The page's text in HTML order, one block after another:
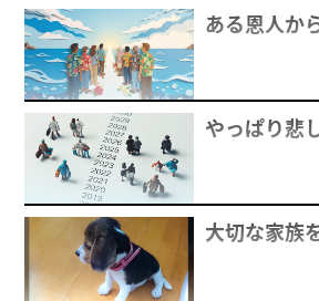
ある恩人か
やっぱり悲
大切な家族